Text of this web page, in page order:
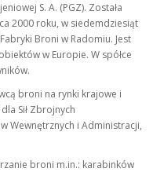
S. A. (PGZ). Została
2000 roku, w siedemdziesiąt
Broni w Radomiu. Jest
w Europie. W spółce
broni na rynki krajowe i
Sił Zbrojnych
Wewnętrznych i Administracji,
broni m.in.: karabinków